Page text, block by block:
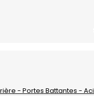
- Portes Battantes -